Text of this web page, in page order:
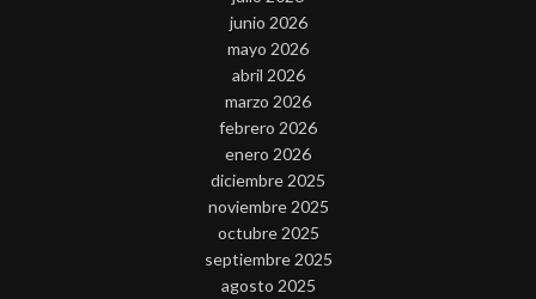
junio 2026
mayo 2026
abril 2026
marzo 2026
febrero 2026
enero 2026
diciembre 2025
noviembre 2025
octubre 2025
septiembre 2025
agosto 2025